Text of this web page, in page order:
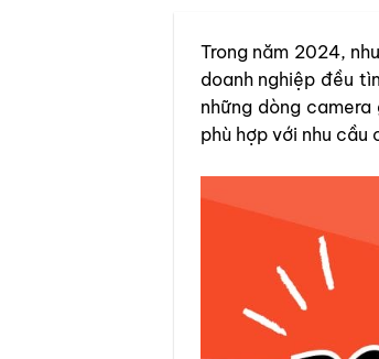
Trong năm 2024,
doanh nghiệp đều
những dòng
phù hợp với nhu cầu